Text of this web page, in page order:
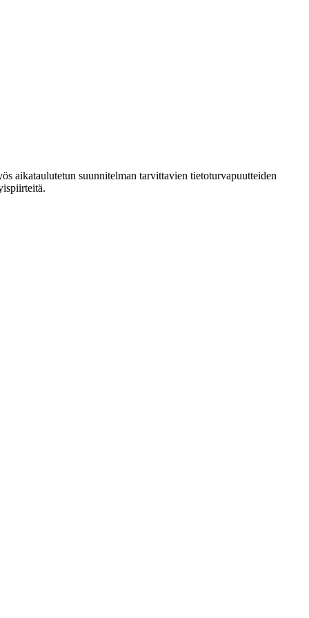
aikataulutetun suunnitelman tarvittavien tietoturvapuutteiden